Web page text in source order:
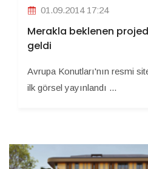
01.09.2014 17:24
Merakla beklenen
geldi
Avrupa Konutları'nın resmi
ilk görsel yayınlandı ...